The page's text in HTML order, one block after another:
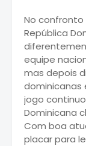
No
República
equipe
mas depois
dominicanas
jogo
Dominicana
Com boa
placar para